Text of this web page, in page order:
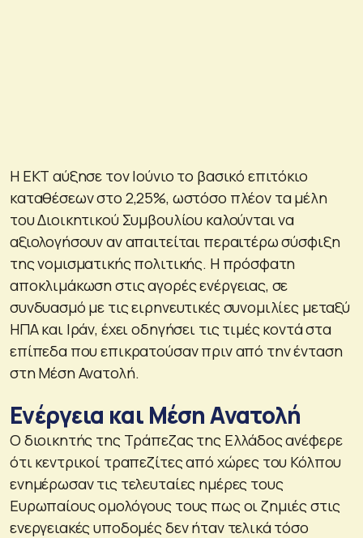
Η ΕΚΤ αύξησε τον Ιούνιο το βασικό επιτόκιο
καταθέσεων στο 2,25%, ωστόσο πλέον τα μέλη
του Διοικητικού Συμβουλίου καλούνται να
αξιολογήσουν αν απαιτείται περαιτέρω σύσφιξη
της νομισματικής πολιτικής. Η πρόσφατη
αποκλιμάκωση στις αγορές ενέργειας, σε
συνδυασμό με τις ειρηνευτικές συνομιλίες μεταξύ
ΗΠΑ και Ιράν, έχει οδηγήσει τις τιμές κοντά στα
επίπεδα που επικρατούσαν πριν από την ένταση
στη Μέση Ανατολή.
Ενέργεια και Μέση Ανατολή
Ο διοικητής της Τράπεζας της Ελλάδος ανέφερε
ότι κεντρικοί τραπεζίτες από χώρες του Κόλπου
ενημέρωσαν τις τελευταίες ημέρες τους
Ευρωπαίους ομολόγους τους πως οι ζημιές στις
ενεργειακές υποδομές δεν ήταν τελικά τόσο